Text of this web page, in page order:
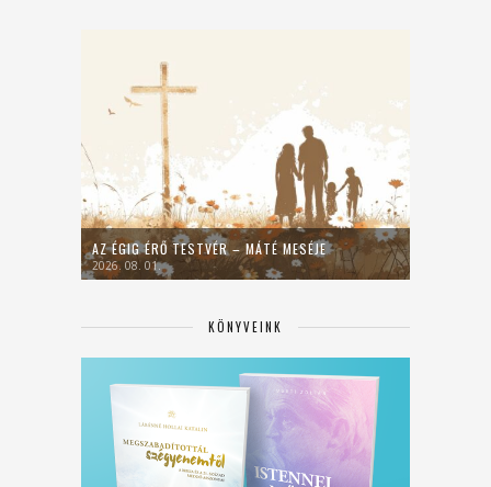
AZ ÉGIG ÉRŐ TESTVÉR – MÁTÉ MESÉJE
2026. 08. 01.
KÖNYVEINK